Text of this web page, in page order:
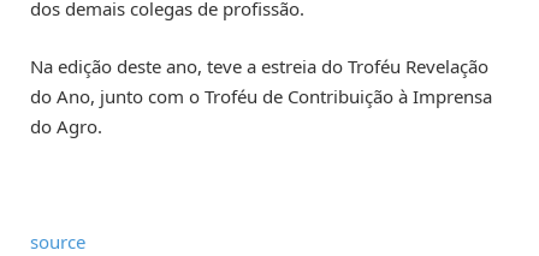
dos demais colegas de profissão.
Na edição deste ano, teve a estreia do Troféu Revelação
do Ano, junto com o Troféu de Contribuição à Imprensa
do Agro.
source